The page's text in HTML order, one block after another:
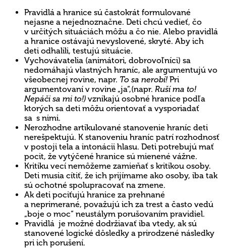
Pravidlá a hranice sú častokrát formulované
nejasne a nejednoznačne. Deti chcú vedieť, čo
v určitých situáciách môžu a čo nie. Alebo pravidlá
a hranice ostávajú nevyslovené, skryté. Aby ich
deti odhalili, testujú situácie.
Vychovávatelia (animátori, dobrovoľníci) sa
nedomáhajú vlastných hraníc, ale argumentujú vo
všeobecnej rovine, napr. To sa nerobí!Pri
argumentovaní v rovine „ja“,(napr. Ruší ma to!
Nepáči sa mi to!) vznikajú osobné hranice podľa
ktorých sa deti môžu orientovať a vysporiadať
sa s nimi.
Nerozhodne artikulované stanovenie hraníc deti
nerešpektujú. K stanoveniu hraníc patrí rozhodnosť
v postoji tela a intonácii hlasu. Deti potrebujú mať
pocit, že vytýčené hranice sú mienené vážne.
Kritiku vecí nemôžeme zamieňať s kritikou osoby.
Deti musia cítiť, že ich prijímame ako osoby, iba tak
sú ochotné spolupracovať na zmene.
Ak deti pociťujú hranice za prehnané
a neprimerané, považujú ich za trest a často vedú
„boje o moc“ neustálym porušovaním pravidiel.
Pravidlá je možné dodržiavať iba vtedy, ak sú
stanovené logické dôsledky a prirodzené následky
pri ich porušení.